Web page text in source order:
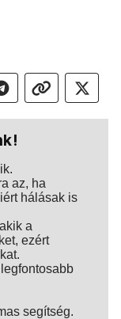
az, ha
hálásak is
a
ezért
segítség.